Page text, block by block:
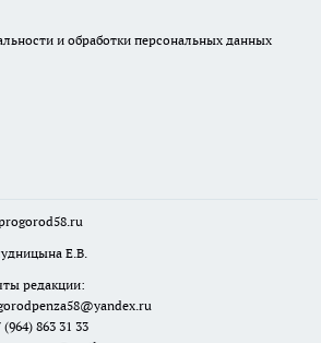
и обработки персональных данных
Е.В.
редакции:
863 31 33